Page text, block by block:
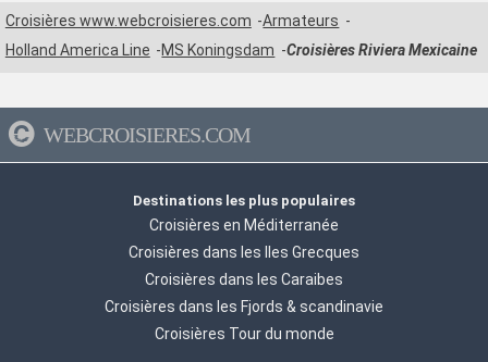
Croisières www.webcroisieres.com
Armateurs
Holland America Line
MS Koningsdam Croisières Riviera Mexicaine
WEBCROISIERES.COM
Destinations les plus populaires
Croisières en Méditerranée
Croisières dans les Iles Grecques
Croisières dans les Caraibes
Croisières dans les Fjords & scandinavie
Croisières Tour du monde